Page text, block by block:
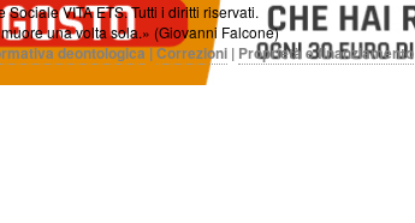
VITA ETS. Tutti i diritti riservati.
una volta sola.» (Giovanni Falcone)
deontologica|Correzioni | Proprietà e finanziamento